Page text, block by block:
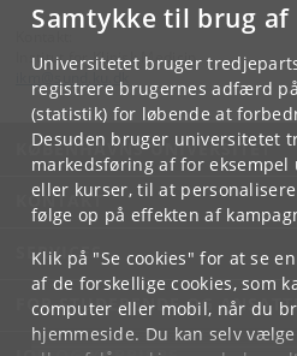
Samtykke til brug af
Universitetet bruger
registrere brugernes adfærd
(statistik) for løbende at
Desuden bruger universitetet
markedsføring af for
eller kurser, til at
følge op på effekten af
Klik på "Se cookies" for at se
af de forskellige cookies, som
computer eller mobil, når du
hjemmeside. Du kan selv
Institut for Klinisk Medicin
KØBENHAVNS UNIVERSITET
KONTAKT
SERVICES
FOR STUDERENDE OG